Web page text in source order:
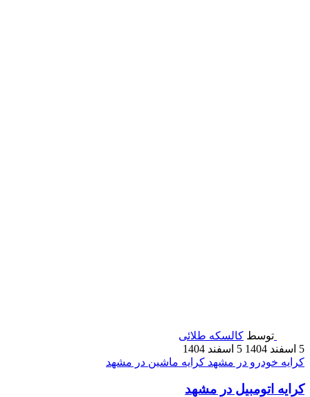
توسط کالسکه طلائی
5 اسفند 1404
5 اسفند 1404
کرایه خودرو در مشهد کرایه ماشین در مشهد
کرایه اتومبیل در مشهد